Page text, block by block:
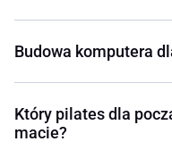
Budowa komputera
Który pilates dla
macie?